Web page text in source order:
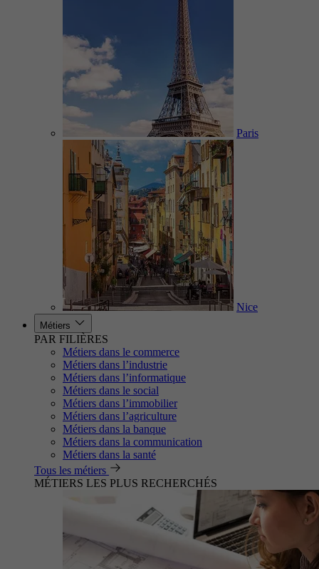
Paris
Nice
Métiers
PAR FILIÈRES
Métiers dans le commerce
Métiers dans l’industrie
Métiers dans l’informatique
Métiers dans le social
Métiers dans l’immobilier
Métiers dans l’agriculture
Métiers dans la banque
Métiers dans la communication
Métiers dans la santé
Tous les métiers
MÉTIERS LES PLUS RECHERCHÉS